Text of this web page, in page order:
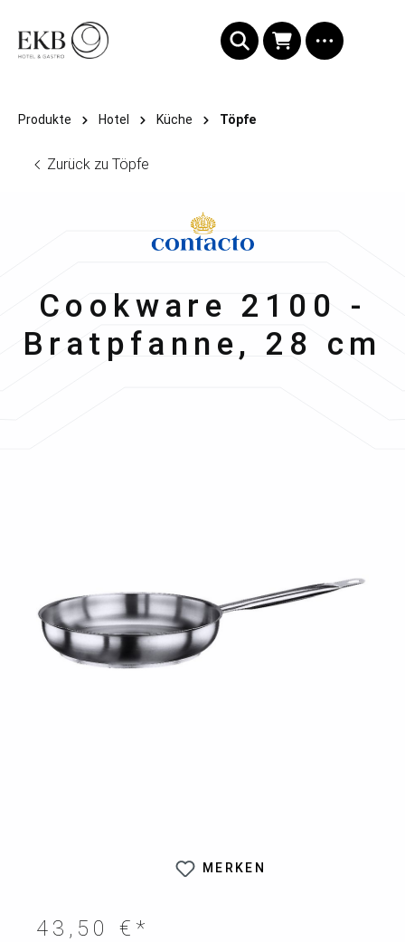
Produkte Hotel Küche Töpfe
Zurück zu Töpfe
Contacto
Cookware 2100 -
Bratpfanne, 28 cm
MERKEN
43,50 €*